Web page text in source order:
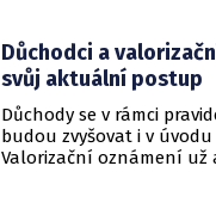
Důchodci a
svůj aktuální postup
Důchody se v rámci
budou zvyšovat i v
Valorizační oznámení